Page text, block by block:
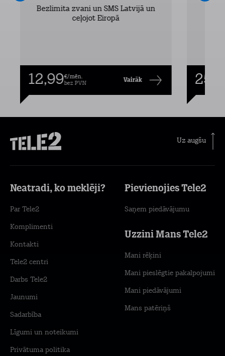
Bezlimita zvani un SMS Latvijā un
ceļojot Eiropā
12,99€/mēn.
bez PVN
Vairāk
Uz augšu
Neatradi, ko meklēji?
Par Tele2
Komplimenti
Kontakti
Tele2 centri
Darbs Tele2
Jaunumi
Sadarbība
Līgumi un noteikumi
Privātuma politika
Pievienojies Tele2
Saņem piedāvājumu
Uzzini Mans Tele2
Mani rēķini
Mani pieslēgtie pakalpojumi
Mani piedāvājumi
Mans patēriņš